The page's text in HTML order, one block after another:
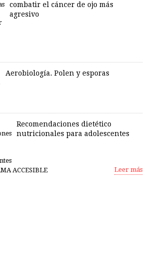
combatir el cáncer de ojo más
agresivo
Aerobiología. Polen y esporas
Recomendaciones dietético
nutricionales para adolescentes
Leer más